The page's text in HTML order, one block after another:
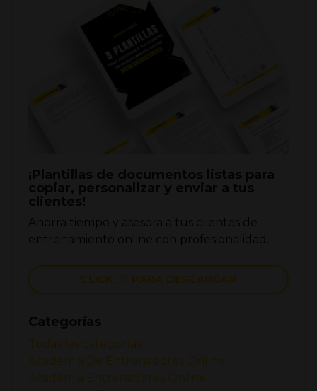
Ahorra tiempo y asesora a tus clientes de
entrenamiento online con profesionalidad.
CLICK 👉🏼 PARA DESCARGAR
Todas las categorías
Academia De Entrenadores Online
Academia Entrenadores Online